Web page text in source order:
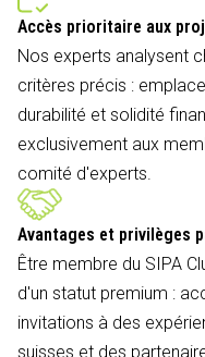
Accès prioritaire aux
Nos experts analysent
critères précis :
durabilité et solidité
exclusivement aux
comité d'experts.
Avantages et privilèges
Être membre du SIPA
d'un statut premium :
invitations à des
suisses et des